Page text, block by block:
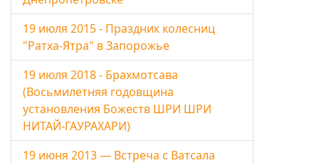
19 июля 2015 - Праздник колесниц
"Ратха-Ятра" в Запорожье
19 июля 2018 - Брахмотсава
(Восьмилетняя годовщина
установления Божеств ШРИ ШРИ
НИТАЙ-ГАУРАХАРИ)
19 июня 2013 — Встреча с Ватсала